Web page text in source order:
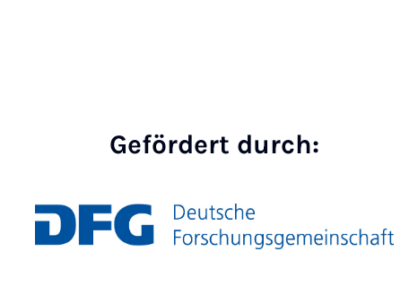
Gefördert durch: